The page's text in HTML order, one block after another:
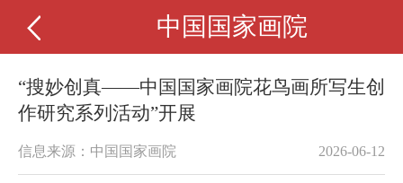
中国国家画院
“搜妙创真——中国国家画院花鸟画所写生创
作研究系列活动”开展
信息来源：中国国家画院 2026-06-12